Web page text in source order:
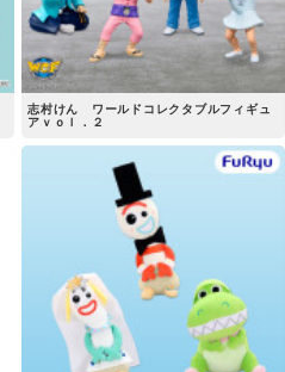
志村けん ワールドコレクタブルフィギュ
アｖｏｌ．２